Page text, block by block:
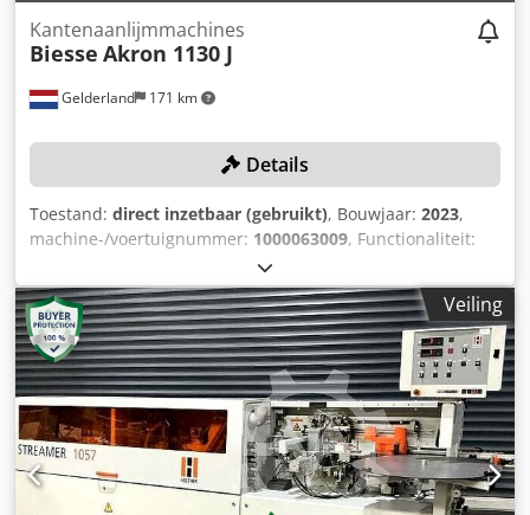
Gelderland 171 km
Kantenaanlijmmachines
Biesse Akron 1130 J
Details
Toestand: direct inzetbaar (gebruikt), Bouwjaar: 2023,
machine-/voertuignummer: 1000063009, Functionaliteit:
, randdikte (max.):
transportlengte:3.800 mm, transportbreedte:700 mm,
transporthoogte:1.700 mm, TECHNISCHE GEGEVENS
Aantal units: 5 Max. kantenbanddikte: 5 mm Max.
paneeldikte: 50 mm MACHINEGEGEVENS Documentatie
beschikbaar: Nee CE-markering aanwezig: Ja
Serienummer: 1000063009 Spanning: 400 V
Stroomverbruik: 12,3 A Vermogen: 6,8 kW
Transportafmetingen: 3.800 mm x 700 mm x 1.700 mm (l x
b x h) Dksdpfew Tzifex Amnsr Transportgewicht: 1.000 kg
Veiling